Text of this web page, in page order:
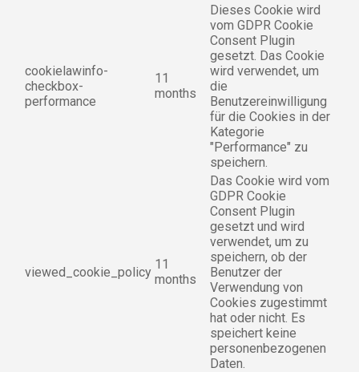
cookielawinfo-
checkbox-
performance
11
months
Dieses Cookie wird
vom GDPR Cookie
Consent Plugin
gesetzt. Das Cookie
wird verwendet, um
die
Benutzereinwilligung
für die Cookies in der
Kategorie
"Performance" zu
speichern.
viewed_cookie_policy
11
months
Das Cookie wird vom
GDPR Cookie
Consent Plugin
gesetzt und wird
verwendet, um zu
speichern, ob der
Benutzer der
Verwendung von
Cookies zugestimmt
hat oder nicht. Es
speichert keine
personenbezogenen
Daten.